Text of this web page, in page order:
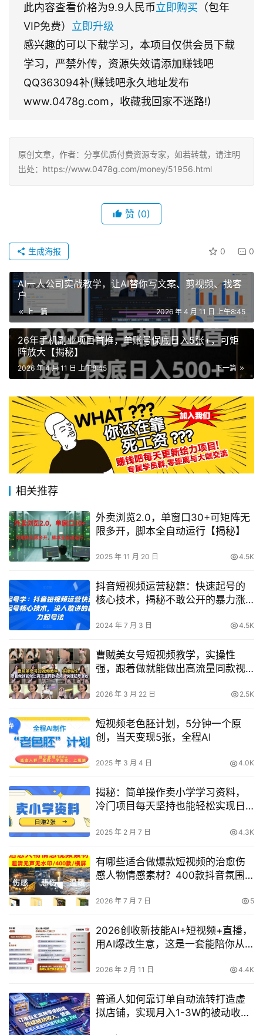
此内容查看价格为9.9人民币立即购买 （包年
VIP免费） 立即升级
感兴趣的可以下载学习，本项目仅供会员下载
学习，严禁外传，资源失效请添加赚钱吧
QQ363094补(赚钱吧永久地址发布
www.0478g.com，收藏我回家不迷路!)
原创文章，作者：分享优质付费资源专家，如若转载，请注明
出处：https://www.0478g.com/money/51956.html
赞 (0)
0 0
生成海报
AI一人公司实战教学，让AI替你写文案、剪视频、找客
户
上一篇 2026 年 4 月 11 日 上午8:45
26年手机副业项目首推，单账号保底日入5张+，可矩
阵放大【揭秘】
下一篇
2026 年 4 月 11 日 上午8:45
相关推荐
外卖浏览2.0，单窗口30+可矩阵无
限多开，脚本全自动运行【揭秘】
2025 年 11 月 20 日 4.5K
抖音短视频运营秘籍：快速起号的
核心技术，揭秘不敢公开的暴力涨
2024 年 7 月 3 日 4.5K
曹贼美女号短视频教学，实操性
强，跟着做就能做出高流量同款视
2026 年 3 月 22 日 2.5K
短视频老色胚计划，5分钟一个原
创，当天变现5张，全程AI
2025 年 3 月 4 日 4.0K
揭秘：简单操作卖小学学习资料，
冷门项目每天坚持也能轻松实现日
2025 年 2 月 7 日 4.3K
有哪些适合做爆款短视频的治愈伤
感人物情感素材？400款抖音氛围
2026 年 7 月 7 日 5
2026创收新技能AI+短视频+直播，
用AI爆改生意，这是一套能陪你从0
2026 年 2 月 11 日 4.4K
普通人如何靠订单自动流转打造虚
拟店铺，实现月入1-3W的被动收